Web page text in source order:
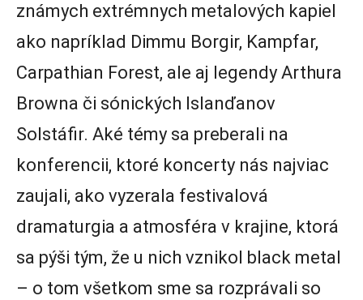
známych extrémnych metalových kapiel
ako napríklad Dimmu Borgir, Kampfar,
Carpathian Forest, ale aj legendy Arthura
Browna či sónických Islanďanov
Solstáfir. Aké témy sa preberali na
konferencii, ktoré koncerty nás najviac
zaujali, ako vyzerala festivalová
dramaturgia a atmosféra v krajine, ktorá
sa pýši tým, že u nich vznikol black metal
– o tom všetkom sme sa rozprávali so